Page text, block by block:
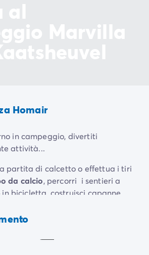
Homair
in campeggio, divertiti
attività...
partita di calcetto o effettua i tiri
da calcio, percorri i sentieri a
bicicletta, costruisci capanne
bambini
Ping-